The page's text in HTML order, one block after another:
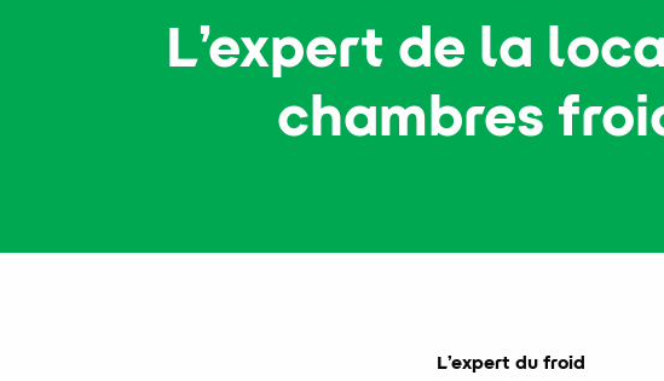
L’expert de la
chambres
L’expert du froid